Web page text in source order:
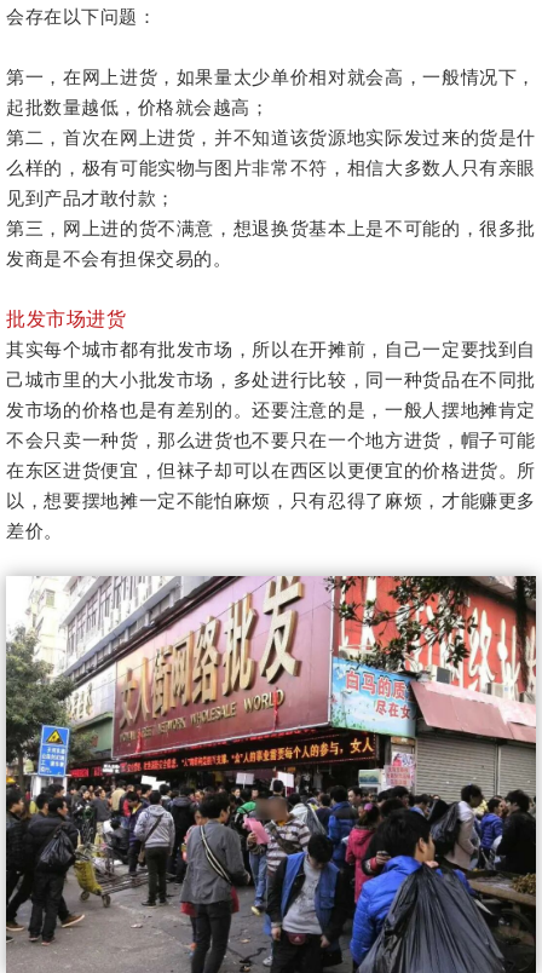
会存在以下问题：
第一，在网上进货，如果量太少单价相对就会高，一般情况下，
起批数量越低，价格就会越高；
第二，首次在网上进货，并不知道该货源地实际发过来的货是什
么样的，极有可能实物与图片非常不符，相信大多数人只有亲眼
见到产品才敢付款；
第三，网上进的货不满意，想退换货基本上是不可能的，很多批
发商是不会有担保交易的。
批发市场进货
其实每个城市都有批发市场，所以在开摊前，自己一定要找到自
己城市里的大小批发市场，多处进行比较，同一种货品在不同批
发市场的价格也是有差别的。还要注意的是，一般人摆地摊肯定
不会只卖一种货，那么进货也不要只在一个地方进货，帽子可能
在东区进货便宜，但袜子却可以在西区以更便宜的价格进货。所
以，想要摆地摊一定不能怕麻烦，只有忍得了麻烦，才能赚更多
差价。